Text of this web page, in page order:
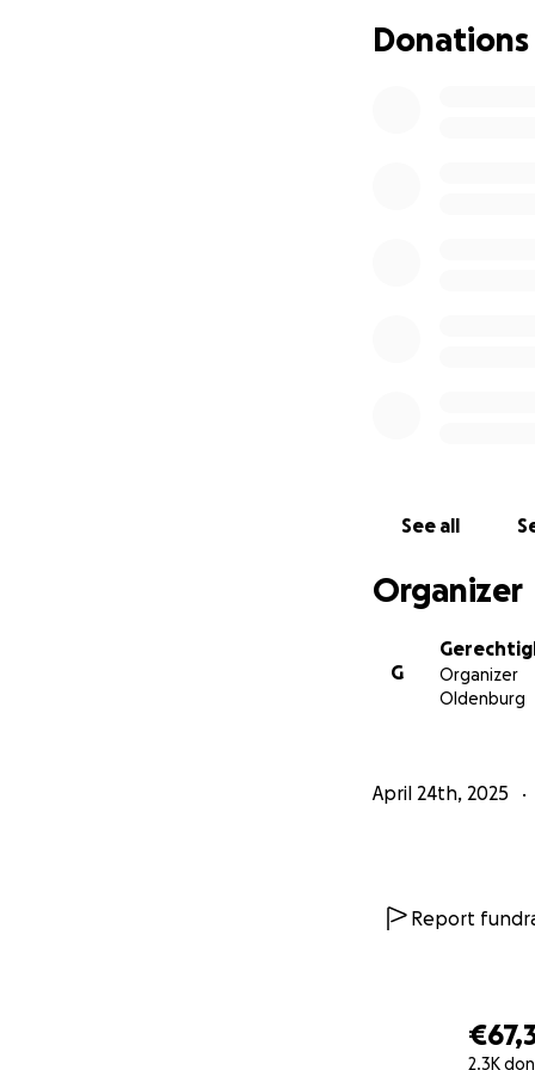
2.3K
der Aufbau und
und aufklären
Donations
See all
Organizer
G
Organizer
Oldenburg
April 24th, 2025
Report